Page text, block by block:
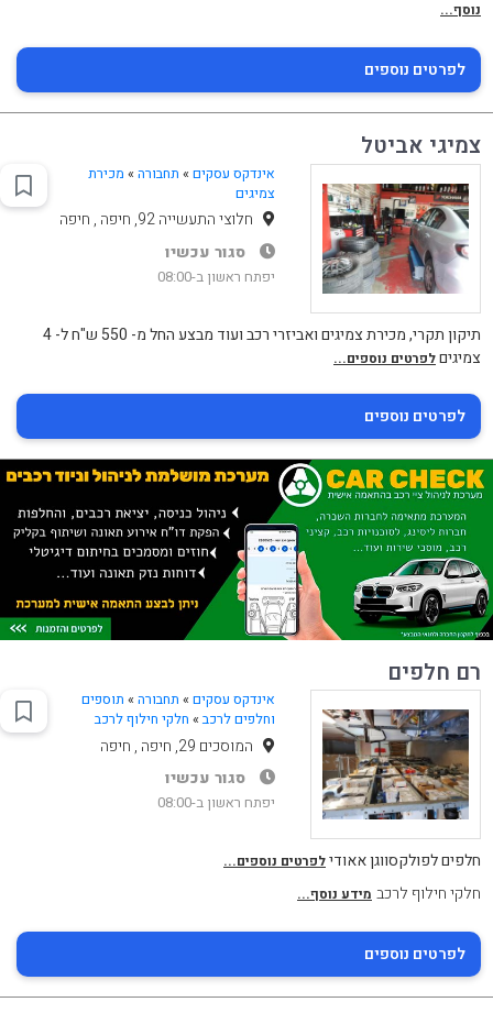
נוסף...
לפרטים נוספים
צמיגי אביטל
אינדקס עסקים » תחבורה» מכירת
צמיגים
חלוצי התעשייה 92, חיפה , חיפה
סגור עכשיו
יפתח ראשון ב-08:00
תיקון תקרי, מכירת צמיגים ואביזרי רכב ועוד מבצע החל מ- 550 ש"ח ל- 4
צמיגיםלפרטים נוספים...
לפרטים נוספים
רם חלפים
אינדקס עסקים » תחבורה» תוספים
וחלפים לרכב» חלקי חילוף לרכב
המוסכים 29, חיפה , חיפה
סגור עכשיו
יפתח ראשון ב-08:00
חלפים לפולקסווגן אאודילפרטים נוספים...
חלקי חילוף לרכב מידע נוסף...
לפרטים נוספים